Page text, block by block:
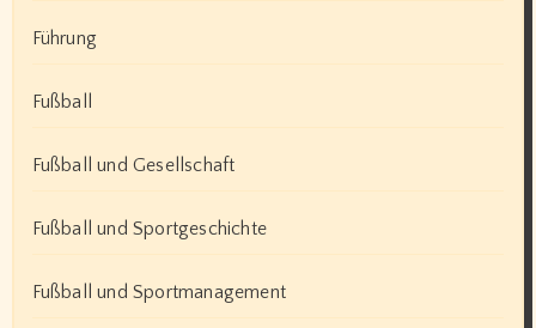
Führung
Fußball
Fußball und Gesellschaft
Fußball und Sportgeschichte
Fußball und Sportmanagement